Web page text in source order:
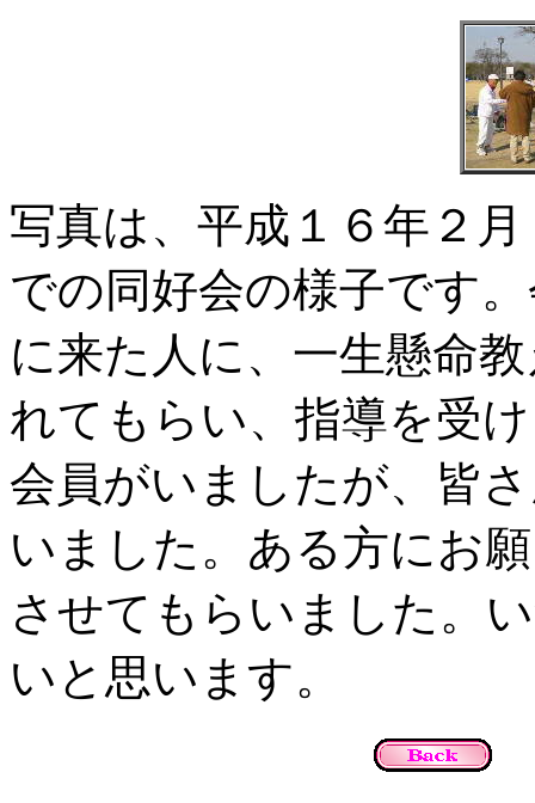
写真は、平成１６年２
での同好会の様子です
に来た人に、一生懸命
れてもらい、指導を受
会員がいましたが、皆
いました。ある方にお
させてもらいました。
いと思います。